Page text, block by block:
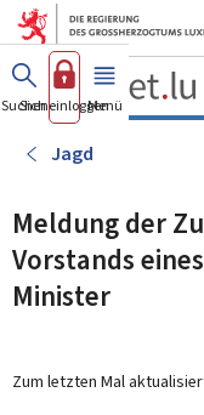
Suchen
Sich einloggen
Menü Haupt-
Jagd
Meldung der
Vorstands
Minister
Zum letzten Mal